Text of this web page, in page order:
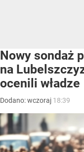
Nowy sondaż
na
ocenili władze
Dodano:wczoraj 18:39